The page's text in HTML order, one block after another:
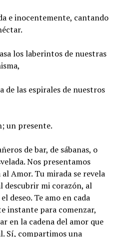
e inocentemente, cantando
los laberintos de nuestras
de las espirales de nuestros
un presente.
de bar, de sábanas, o
Nos presentamos
Amor. Tu mirada se revela
mi corazón, al
deseo. Te amo en cada
instante para comenzar,
en la cadena del amor que
Sí, compartimos una